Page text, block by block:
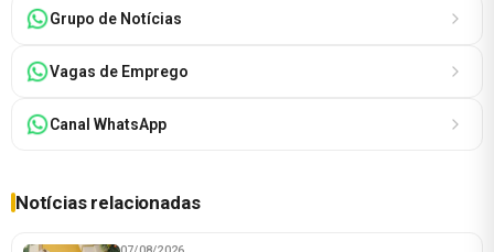
Grupo de Notícias
Vagas de Emprego
Canal WhatsApp
Notícias relacionadas